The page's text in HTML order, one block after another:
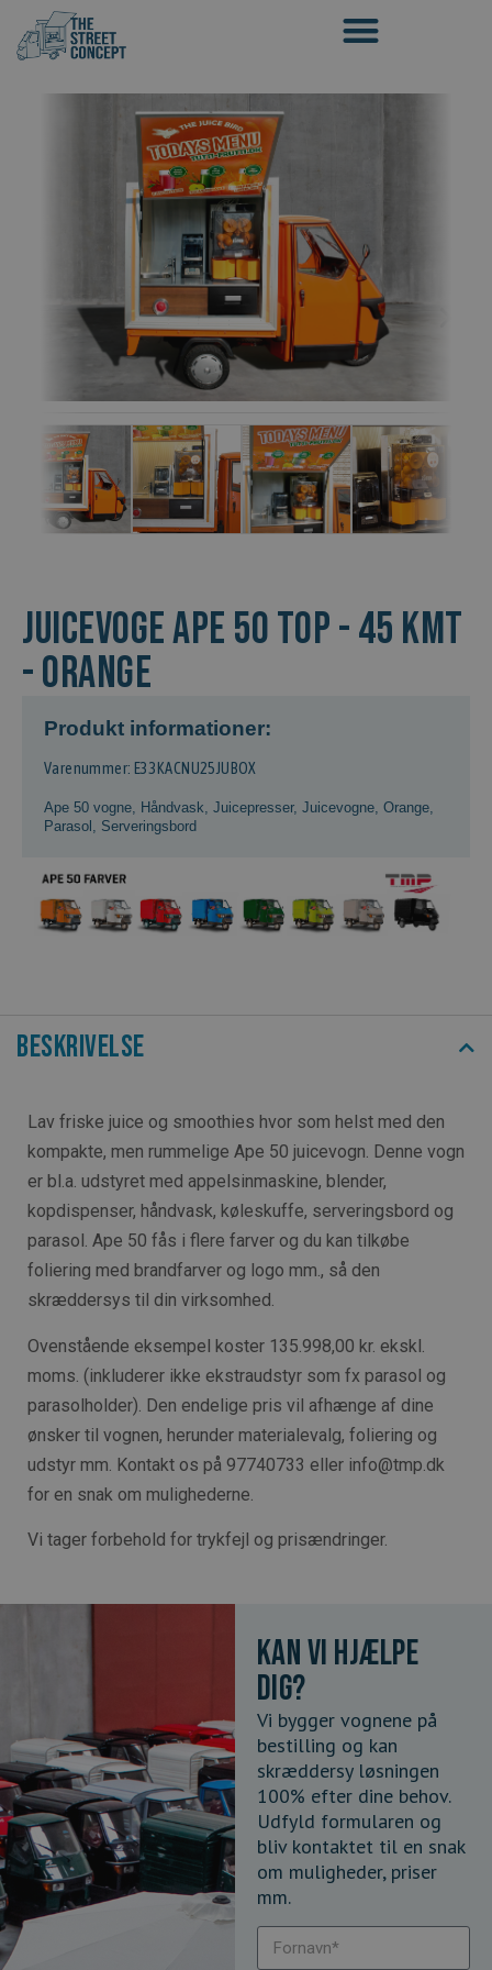
Juicevoge APE 50 TOP - 45 kmt
- Orange
Produkt informationer:
Varenummer: E33KACNU25JUBOX
Ape 50 vogne Håndvask Juicepresser, Juicevogne Orange
Parasol
Serveringsbord
Beskrivelse
Lav friske juice og smoothies hvor som helst med den
kompakte, men rummelige Ape 50 juicevogn. Denne vogn
er bl.a. udstyret med appelsinmaskine, blender,
kopdispenser, håndvask, køleskuffe, serveringsbord og
parasol. Ape 50 fås i flere farver og du kan tilkøbe
foliering med brandfarver og logo mm., så den
skræddersys til din virksomhed.
Ovenstående eksempel koster 135.998,00 kr. ekskl.
moms. (inkluderer ikke ekstraudstyr som fx parasol og
parasolholder). Den endelige pris vil afhænge af dine
ønsker til vognen, herunder materialevalg, foliering og
udstyr mm. Kontakt os på 97740733 eller info@tmp.dk
for en snak om mulighederne.
Vi tager forbehold for trykfejl og prisændringer.
Kan vi hjælpe
dig?
Vi bygger vognene på
bestilling og kan
skræddersy løsningen
100% efter dine behov.
Udfyld formularen og
bliv kontaktet til en snak
om muligheder, priser
mm.